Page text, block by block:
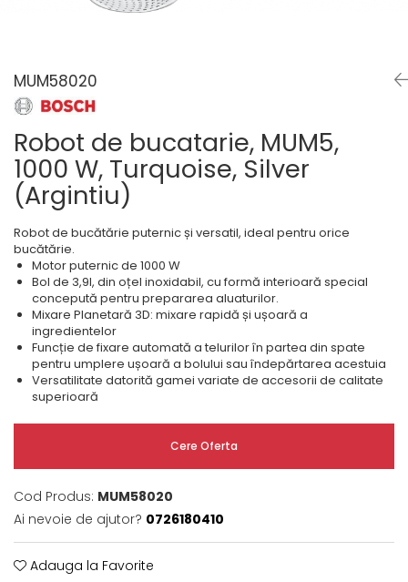
minibaruri incorporabile
Cuptoare cu microunde
Hote
Cu montare pe perete
Hote cu montare in blat
Hote cu montare pe colt
Hote rustice
Hote tip insula
Incorporate
Integrate in tavan
Masini de spalat vase
Complet incorporabile
Partial incorporabile
Plite
Ceramica
Domino( seturi modulare)
Gaz
Inductie
Mixte
Plite cu hota integrata
(adancime 40-47 cm)
Uscatoare de rufe
Vitrine frigorifice si minibaruri
Pachete chiuvete si baterii
MUM58020
Robot de bucatarie, MUM5,
1000 W, Turquoise, Silver
(Argintiu)
Robot de bucătărie puternic și versatil, ideal pentru orice
bucătărie.
Motor puternic de 1000 W
Bol de 3,9l, din oțel inoxidabil, cu formă interioară special
concepută pentru prepararea aluaturilor.
Mixare Planetară 3D: mixare rapidă și ușoară a
ingredientelor
Funcție de fixare automată a telurilor în partea din spate
pentru umplere ușoară a bolului sau îndepărtarea acestuia
Versatilitate datorită gamei variate de accesorii de calitate
superioară
Cere Oferta
Cod Produs: MUM58020
Ai nevoie de ajutor? 0726180410
Adauga la Favorite